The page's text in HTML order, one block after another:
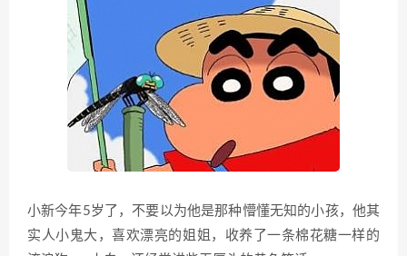
小新今年5岁了，不要以为他是那种懵懂无知的小孩，他其
实人小鬼大，喜欢漂亮的姐姐，收养了一条棉花糖一样的